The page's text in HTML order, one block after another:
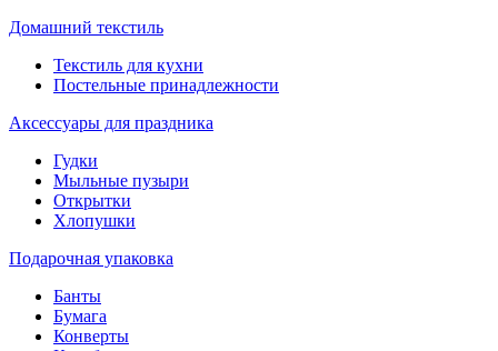
Домашний текстиль
Текстиль для кухни
Постельные принадлежности
Аксессуары для праздника
Гудки
Мыльные пузыри
Открытки
Хлопушки
Подарочная упаковка
Банты
Бумага
Конверты